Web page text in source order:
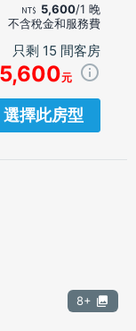
5,600/1 晚
不含稅金和服務費
只剩 15 間客房
5,600元
選擇此房型
8+